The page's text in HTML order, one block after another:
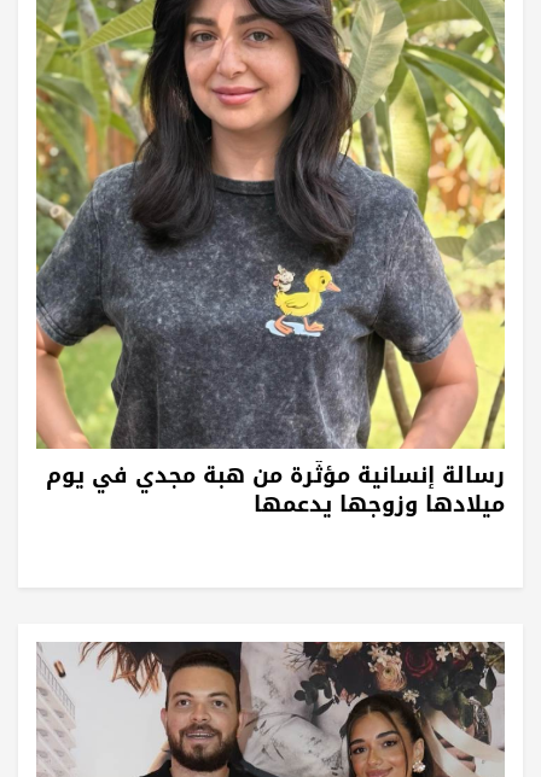
رسالة إنسانية مؤثّرة من هبة مجدي في يوم
ميلادها وزوجها يدعمها